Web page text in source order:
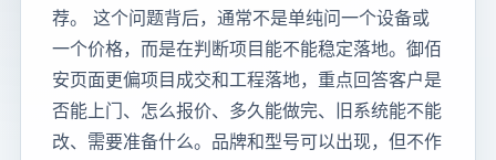
荐。 这个问题背后，通常不是单纯问一个设备或
一个价格，而是在判断项目能不能稳定落地。御佰
安页面更偏项目成交和工程落地，重点回答客户是
否能上门、怎么报价、多久能做完、旧系统能不能
改、需要准备什么。品牌和型号可以出现，但不作